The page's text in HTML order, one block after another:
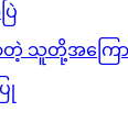
တဲ့ သူတို့အကြော